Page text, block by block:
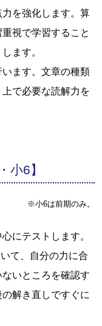
を強化します。算
視で学習すること
ます。
ます。文章の種類
で必要な読解力を
小6】
※小6は前期のみ。
にテストします。
て、自分の力に合
いところを確認す
解き直しですぐに